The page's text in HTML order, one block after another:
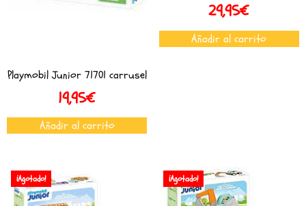
Playmobil Junior 71701 carrusel
19,95€
Añadir al carrito
29,95€
Añadir al carrito
¡Agotado! ¡Agotado!